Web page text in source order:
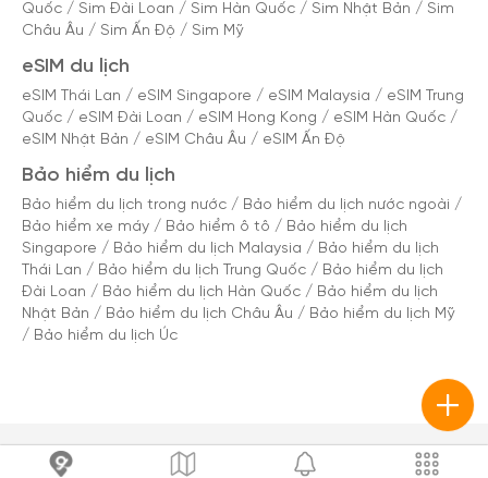
Quốc / Sim Đài Loan / Sim Hàn Quốc / Sim Nhật Bản / Sim
Châu Âu / Sim Ấn Độ / Sim Mỹ
eSIM du lịch
eSIM Thái Lan / eSIM Singapore / eSIM Malaysia / eSIM Trung
Quốc / eSIM Đài Loan / eSIM Hong Kong / eSIM Hàn Quốc /
eSIM Nhật Bản / eSIM Châu Âu / eSIM Ấn Độ
Bảo hiểm du lịch
Bảo hiểm du lịch trong nước / Bảo hiểm du lịch nước ngoài /
Bảo hiểm xe máy / Bảo hiểm ô tô / Bảo hiểm du lịch
Singapore / Bảo hiểm du lịch Malaysia / Bảo hiểm du lịch
Thái Lan / Bảo hiểm du lịch Trung Quốc / Bảo hiểm du lịch
Đài Loan / Bảo hiểm du lịch Hàn Quốc / Bảo hiểm du lịch
Nhật Bản / Bảo hiểm du lịch Châu Âu / Bảo hiểm du lịch Mỹ
/ Bảo hiểm du lịch Úc